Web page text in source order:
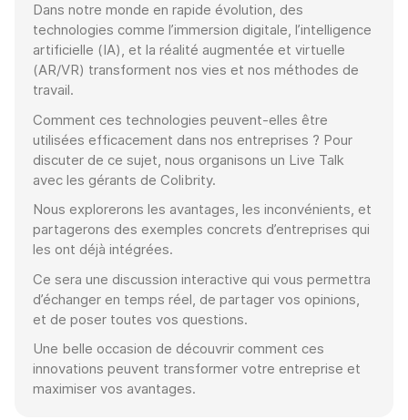
Dans notre monde en rapide évolution, des
technologies comme l’immersion digitale, l’intelligence
artificielle (IA), et la réalité augmentée et virtuelle
(AR/VR) transforment nos vies et nos méthodes de
travail.
Comment ces technologies peuvent-elles être
utilisées efficacement dans nos entreprises ? Pour
discuter de ce sujet, nous organisons un Live Talk
avec les gérants de Colibrity.
Nous explorerons les avantages, les inconvénients, et
partagerons des exemples concrets d’entreprises qui
les ont déjà intégrées.
Ce sera une discussion interactive qui vous permettra
d’échanger en temps réel, de partager vos opinions,
et de poser toutes vos questions.
Une belle occasion de découvrir comment ces
innovations peuvent transformer votre entreprise et
maximiser vos avantages.
Merci! Profitez de regarder.
Vous pouvez désormais visionner
l'enregistrement complet du webinaire et
télécharger la présentation PDF.